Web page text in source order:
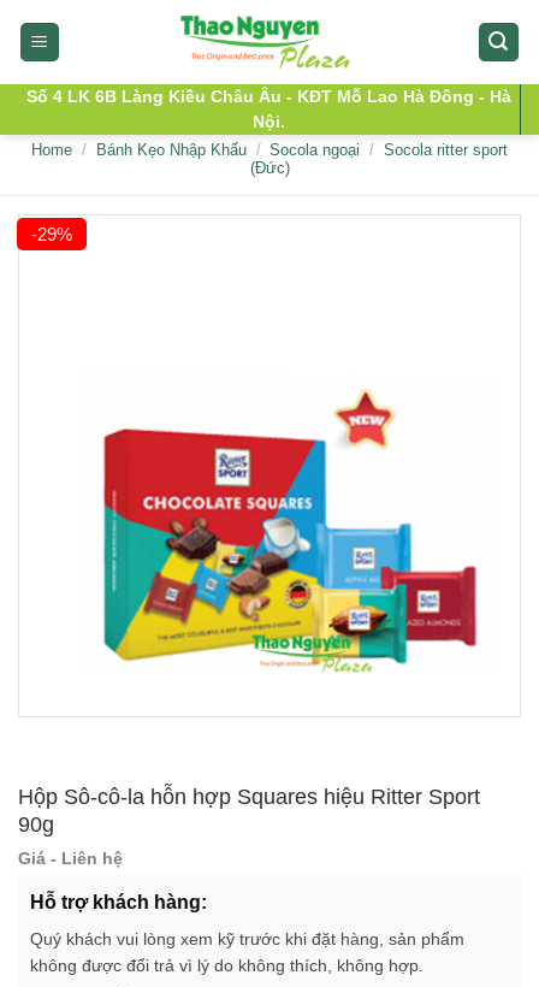
Số 4 LK 6B Làng Kiều Châu Âu - KĐT Mỗ Lao Hà Đông - Hà
Nội.
Home / Bánh Kẹo Nhập Khẩu / Socola ngoại / Socola ritter sport
(Đức)
-29%
Hộp Sô-cô-la hỗn hợp Squares hiệu Ritter Sport
90g
Giá - Liên hệ
Hỗ trợ khách hàng:
Quý khách vui lòng xem kỹ trước khi đặt hàng, sản phẩm
không được đổi trả vì lý do không thích, không hợp.